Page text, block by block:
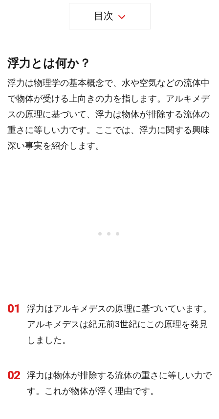
目次
浮力とは何か？
浮力は物理学の基本概念で、水や空気などの流体中
で物体が受ける上向きの力を指します。アルキメデ
スの原理に基づいて、浮力は物体が排除する流体の
重さに等しい力です。ここでは、浮力に関する興味
深い事実を紹介します。
01
浮力はアルキメデスの原理に基づいています。
アルキメデスは紀元前3世紀にこの原理を発見
しました。
02
浮力は物体が排除する流体の重さに等しい力で
す。これが物体が浮く理由です。